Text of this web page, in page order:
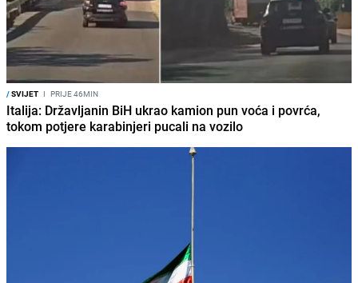
/SVIJET I PRIJE 46MIN
Italija: Državljanin BiH ukrao kamion pun voća i povrća,
tokom potjere karabinjeri pucali na vozilo